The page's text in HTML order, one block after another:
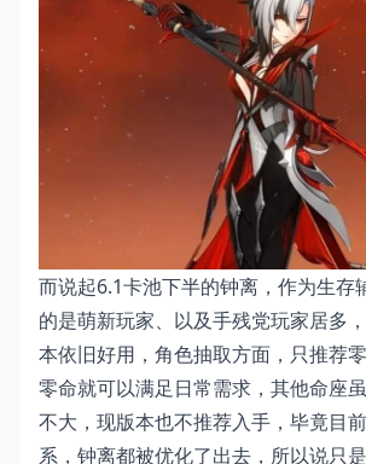
而说起6.1卡池下半的钟离，作为生存
的是萌新玩家、以及手残党玩家居多
本依旧好用，角色抽取方面，只推荐零
零命就可以满足日常需求，其他命座
不大，现版本也不推荐入手，毕竟目
系，钟离都被优化了出去，所以说只